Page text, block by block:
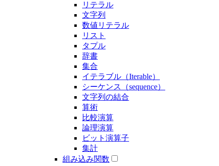
リテラル
文字列
数値リテラル
リスト
タプル
辞書
集合
イテラブル（Iterable）
シーケンス（sequence）
文字列の結合
算術
比較演算
論理演算
ビット演算子
集計
組み込み関数